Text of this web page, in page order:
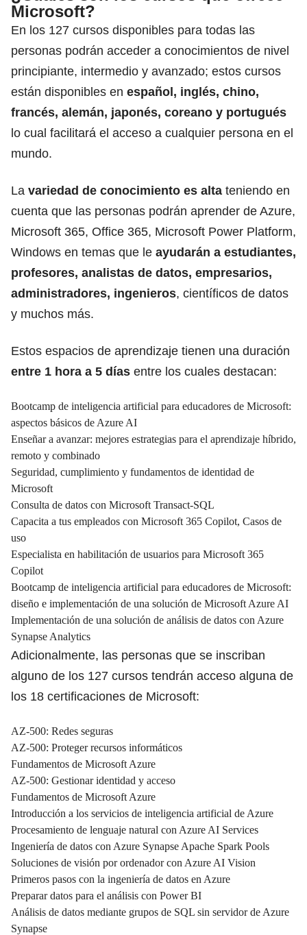
Microsoft?
En los 127 cursos disponibles para todas las
personas podrán acceder a conocimientos de nivel
principiante, intermedio y avanzado; estos cursos
están disponibles en español, inglés, chino,
francés, alemán, japonés, coreano y portugués
lo cual facilitará el acceso a cualquier persona en el
mundo.
La variedad de conocimiento es alta teniendo en
cuenta que las personas podrán aprender de Azure,
Microsoft 365, Office 365, Microsoft Power Platform,
Windows en temas que le ayudarán a estudiantes,
profesores, analistas de datos, empresarios,
administradores, ingenieros, científicos de datos
y muchos más.
Estos espacios de aprendizaje tienen una duración
entre 1 hora a 5 días entre los cuales destacan:
Bootcamp de inteligencia artificial para educadores de Microsoft:
aspectos básicos de Azure AI
Enseñar a avanzar: mejores estrategias para el aprendizaje híbrido,
remoto y combinado
Seguridad, cumplimiento y fundamentos de identidad de
Microsoft
Consulta de datos con Microsoft Transact-SQL
Capacita a tus empleados con Microsoft 365 Copilot, Casos de
uso
Especialista en habilitación de usuarios para Microsoft 365
Copilot
Bootcamp de inteligencia artificial para educadores de Microsoft:
diseño e implementación de una solución de Microsoft Azure AI
Implementación de una solución de análisis de datos con Azure
Synapse Analytics
Adicionalmente, las personas que se inscriban
alguno de los 127 cursos tendrán acceso alguna de
los 18 certificaciones de Microsoft:
AZ-500: Redes seguras
AZ-500: Proteger recursos informáticos
Fundamentos de Microsoft Azure
AZ-500: Gestionar identidad y acceso
Fundamentos de Microsoft Azure
Introducción a los servicios de inteligencia artificial de Azure
Procesamiento de lenguaje natural con Azure AI Services
Ingeniería de datos con Azure Synapse Apache Spark Pools
Soluciones de visión por ordenador con Azure AI Vision
Primeros pasos con la ingeniería de datos en Azure
Preparar datos para el análisis con Power BI
Análisis de datos mediante grupos de SQL sin servidor de Azure
Synapse